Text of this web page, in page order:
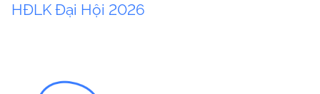
HĐLKĐại Hội 2026